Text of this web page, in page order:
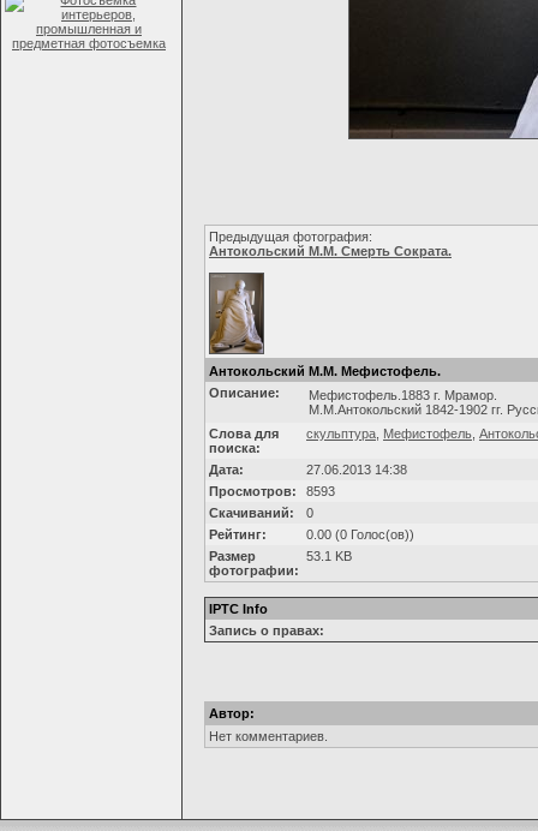
Предыдущая фотография:
Антокольский М.М. Смерть Сократа.
Антокольский М.М. Мефистофель.
Описание:
Мефистофель.1883 г. Мрамор.
М.М.Антокольский 1842-1902 гг.
Слова для
поиска:
скульптура Мефистофель
Дата:
27.06.2013 14:38
Просмотров:
8593
Скачиваний:
0
Рейтинг:
0.00 (0 Голос(ов))
Размер
фотографии:
53.1 KB
IPTC Info
Запись о правах:
Автор:
Нет комментариев.